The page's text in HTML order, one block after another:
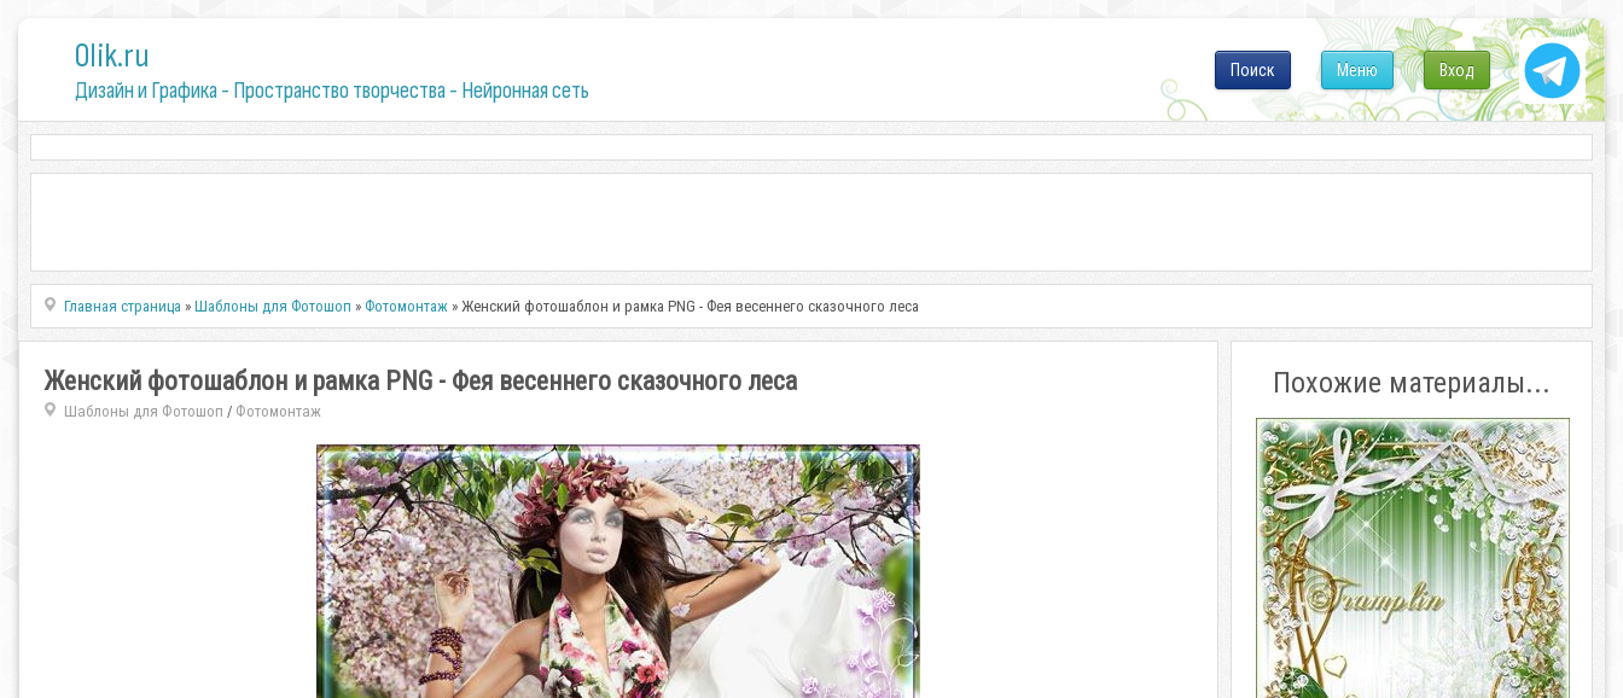
0lik.ru
Дизайн и Графика - Пространство творчества - Нейронная сеть
Вход
Меню
Поиск
Главная страница »Шаблоны для Фотошоп » Фотомонтаж » Женский фотошаблон и рамка PNG - Фея весеннего сказочного леса
Женский фотошаблон и рамка PNG - Фея весеннего сказочного леса
Шаблоны для Фотошоп / Фотомонтаж
Похожие материалы...